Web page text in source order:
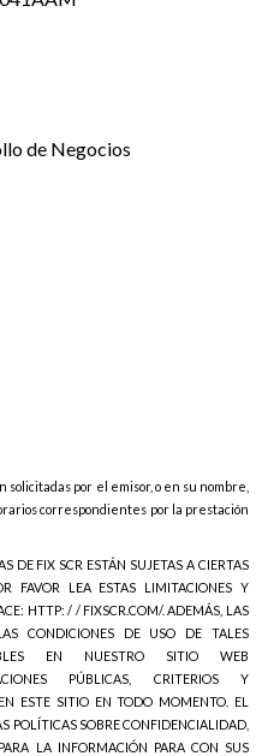
de Negocios
por el emisor, o en su nombre,
correspondientes por la prestación
DE FIX SCR ESTÁN SUJETAS A CIERTAS
FAVOR LEA ESTAS LIMITACIONES Y
HTTP: / / FIXSCR.COM/. ADEMÁS, LAS
CONDICIONES DE USO DE TALES
EN NUESTRO SITIO WEB
PÚBLICAS, CRITERIOS Y
ESTE SITIO EN TODO MOMENTO. EL
POLÍTICAS SOBRE CONFIDENCIALIDAD,
LA INFORMACIÓN PARA CON SUS